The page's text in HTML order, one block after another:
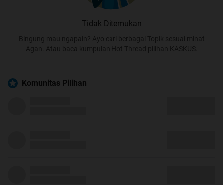
Tidak Ditemukan
Bingung mau ngapain? Ayo cari berbagai Topik sesuai minat
Agan. Atau baca kumpulan Hot Thread pilihan KASKUS.
Komunitas Pilihan